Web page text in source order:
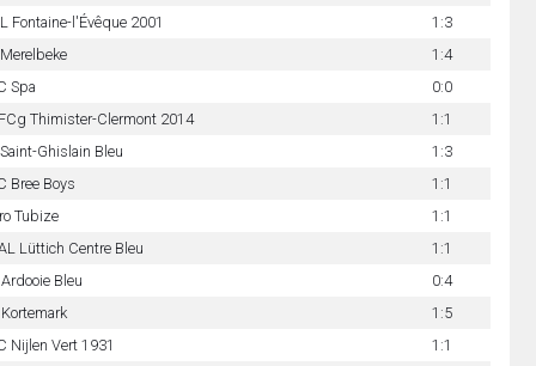
Fontaine-l'Évêque 2001
1:3
1:4
Spa
0:0
Thimister-Clermont 2014
1:1
Ghislain Bleu
1:3
Bree Boys
1:1
Tubize
1:1
Lüttich Centre Bleu
1:1
Bleu
0:4
1:5
Nijlen Vert 1931
1:1